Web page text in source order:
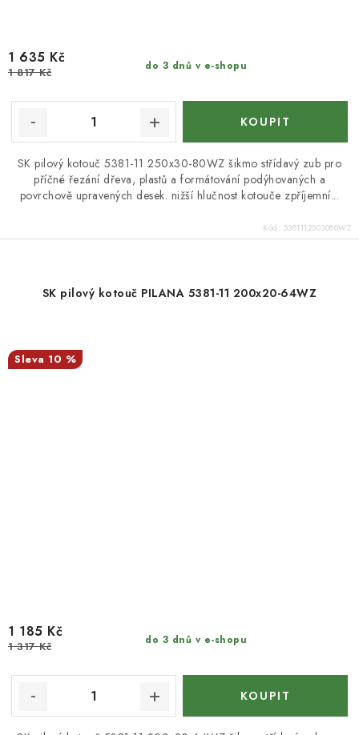
do 3 dnů v e-shopu
1 635 Kč
1 817 Kč
SK pilový kotouč 5381-11 250x30-80WZ šikmo střídavý zub pro
příčné řezání dřeva, plastů a formátování podýhovaných a
povrchově upravených desek. nižší hlučnost kotouče zpříjemní...
Kód: 5381112503080WZ
SK pilový kotouč PILANA 5381-11 200x20-64WZ
10 %
do 3 dnů v e-shopu
1 185 Kč
1 317 Kč